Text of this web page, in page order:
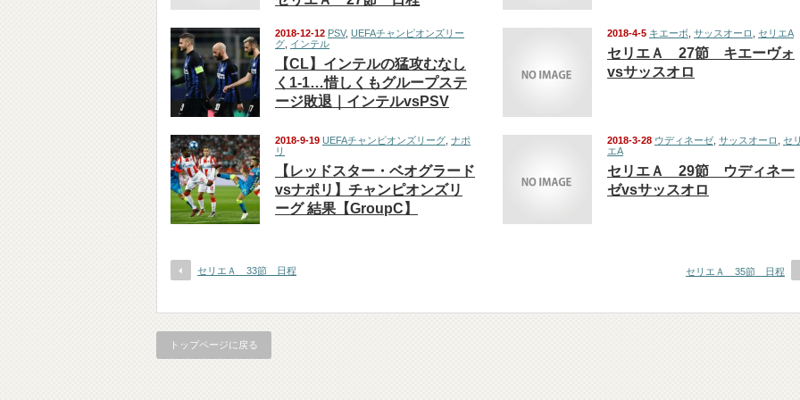
2018-12-12 PSV, UEFAチャンピオンズリー
グ インテル
【CL】インテルの猛攻むなし
く1-1…惜しくもグループステ
ージ敗退｜インテルvsPSV
2018-4-5 キエーボ サッスオーロ セリエA
セリエＡ 27節 キエーヴォ
vsサッスオロ
2018-9-19 UEFAチャンピオンズリーグ ナポ
リ
【レッドスター・ベオグラード
vsナポリ】チャンピオンズリ
ーグ 結果【GroupC】
2018-3-28 ウディネーゼ サッスオーロ
セ
エA
セリエＡ 29節 ウディネー
ゼvsサッスオロ
セリエＡ 33節 日程 セリエＡ 35節 日程
トップページに戻る